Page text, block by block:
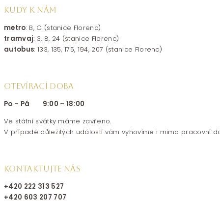
KUDY K NÁM
metro: B, C (stanice Florenc)
tramvaj: 3, 8, 24 (stanice Florenc)
autobus: 133, 135, 175, 194, 207 (stanice Florenc)
OTEVÍRACÍ DOBA
Po – Pá 9:00 – 18:00
Ve státní svátky máme zavřeno.
V případě důležitých událostí vám vyhovíme i mimo pracovní
KONTAKTUJTE NÁS
+420 222 313 527
+420 603 207 707